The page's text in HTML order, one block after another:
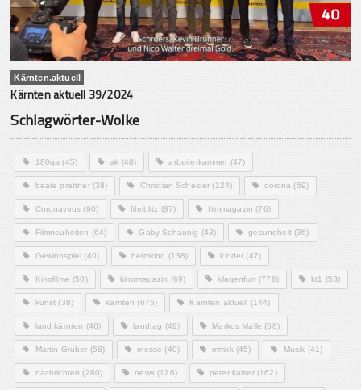
Kärnten.aktuell
Kärnten aktuell 39/2024
Schlagwörter-Wolke
180ga (45) ak (48) arbeiterkammer (47)
beate prettner(38) Christian Scheider (124) corona (69)
Coronavirus (90) filmblitz (87) filmmagazin (76)
Filmneuheiten (64) Gaby Schaunig (43) gesundheit(36)
Gewinnspiel (40) heimkino (138) kinder (47)
Kinofilme (50) kinomagazin (69) klagenfurt(776) kt1 (53)
kunst (38) kärnten (675) Kärnten aktuell (144)
land kärnten (46) landtag (49) Markus Malle (68)
Martin Gruber (58) messe (40) mmkk(45) Musik (41)
nachrichten (280) news(126) peter kaiser(162)